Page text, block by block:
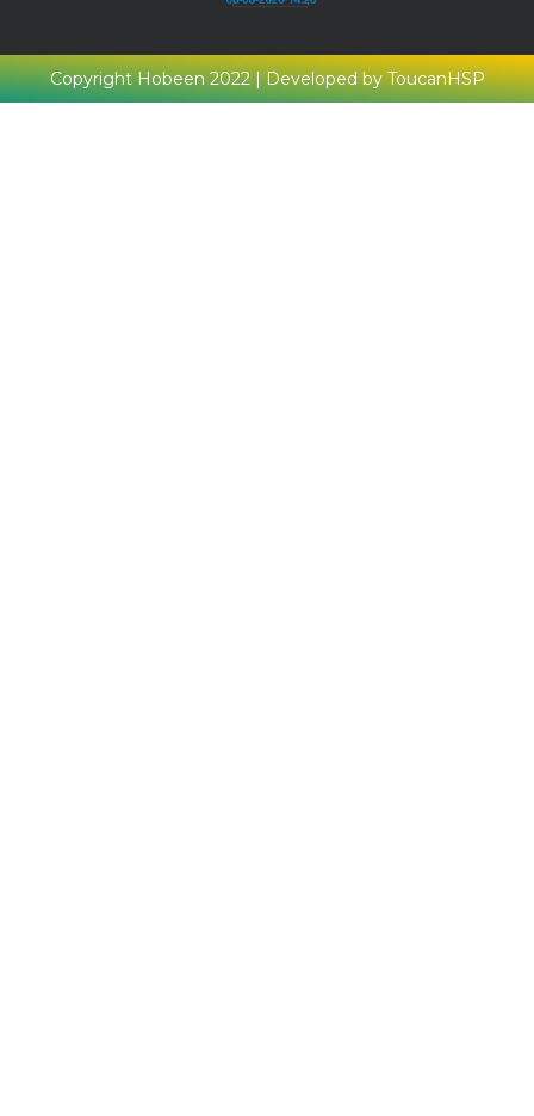
Copyright Hobeen 2022 | Developed by ToucanHSP